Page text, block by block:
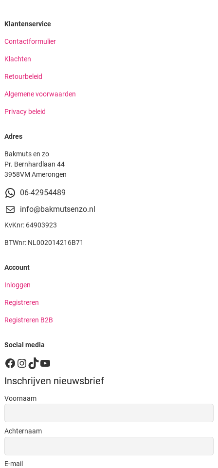
Klantenservice
Contactformulier
Klachten
Retourbeleid
Algemene voorwaarden
Privacy beleid
Adres
Bakmuts en zo
Pr. Bernhardlaan 44
3958VM Amerongen
06-42954489
info@bakmutsenzo.nl
KvKnr: 64903923
BTWnr: NL002014216B71
Account
Inloggen
Registreren
Registreren B2B
Social media
Facebook
Instagram
TikTok
YouTube
Inschrijven nieuwsbrief
Voornaam
Achternaam
E-mail